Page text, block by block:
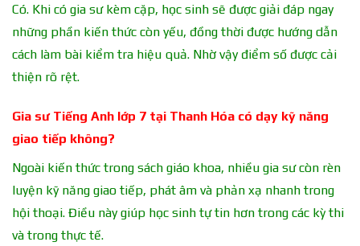
Có. Khi có gia sư kèm cặp, học sinh sẽ được giải đáp ngay
những phần kiến thức còn yếu, đồng thời được hướng dẫn
cách làm bài kiểm tra hiệu quả. Nhờ vậy điểm số được cải
thiện rõ rệt.
Gia sư Tiếng Anh lớp 7 tại Thanh Hóa có dạy kỹ năng
giao tiếp không?
Ngoài kiến thức trong sách giáo khoa, nhiều gia sư còn rèn
luyện kỹ năng giao tiếp, phát âm và phản xạ nhanh trong
hội thoại. Điều này giúp học sinh tự tin hơn trong các kỳ thi
và trong thực tế.